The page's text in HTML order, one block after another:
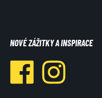
NOVÉ ZÁŽITKY A INSPIRACE